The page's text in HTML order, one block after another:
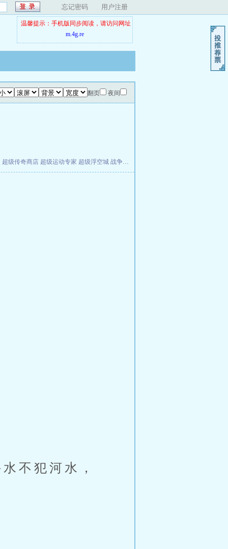
忘记密码 用户注册
温馨提示：手机版同步阅读，请访问网址
m.4g.re
翻页 夜间
超级传奇商店 超级运动专家 超级浮空城 战争天堂
不犯河水，